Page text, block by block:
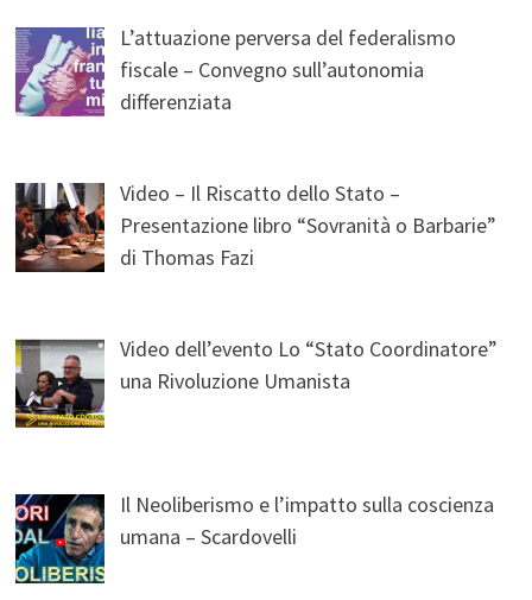
L’attuazione perversa del federalismo
fiscale – Convegno sull’autonomia
differenziata
Video – Il Riscatto dello Stato –
Presentazione libro “Sovranità o Barbarie”
di Thomas Fazi
Video dell’evento Lo “Stato Coordinatore”
una Rivoluzione Umanista
Il Neoliberismo e l’impatto sulla coscienza
umana – Scardovelli